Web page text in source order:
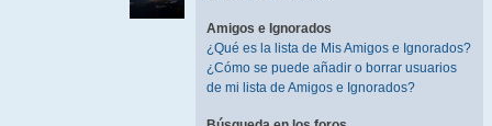
Amigos e Ignorados
¿Qué es la lista de Mis Amigos e Ignorados?
¿Cómo se puede añadir o borrar usuarios
de mi lista de Amigos e Ignorados?